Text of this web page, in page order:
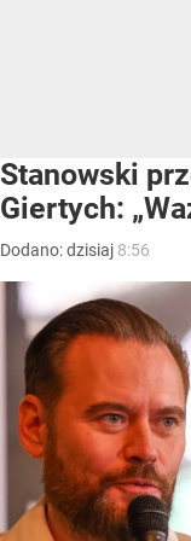
Stanowski
Giertych:
Dodano:dzisiaj 8:56